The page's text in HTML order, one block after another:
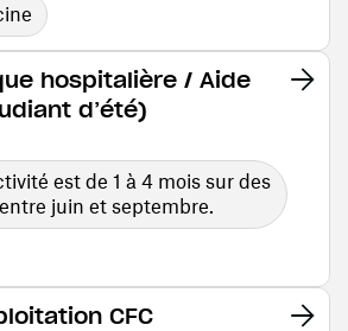
hospitalière / Aide
d’été)
est de 1 à 4 mois sur des
juin et septembre.
CFC